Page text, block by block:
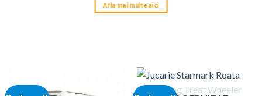
Afla mai multe aici